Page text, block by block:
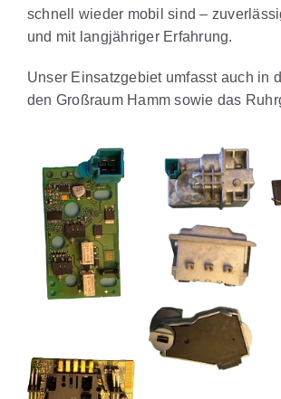
schnell wieder mobil sind –
und mit langjähriger Erfahrung.
Unser Einsatzgebiet umfasst auch in
den Großraum Hamm sowie das